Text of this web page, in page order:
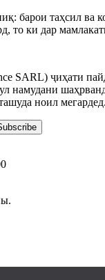
барои таҳсил ва
то ки дар
SARL) ҷиҳати
намудани
ноил мегардед.